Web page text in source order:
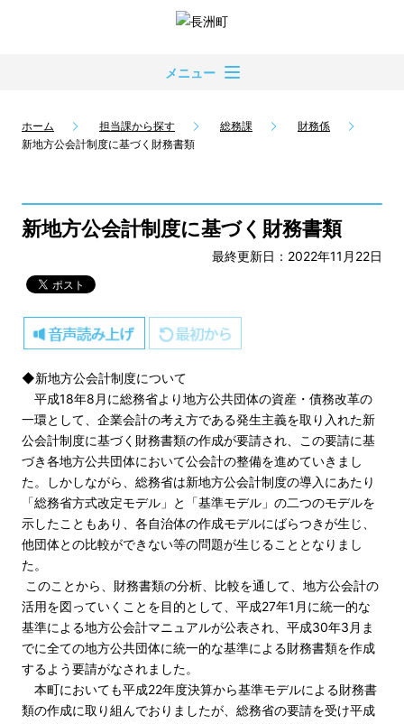
メニュー
ホーム 担当課から探す 総務課
財務係
新地方公会計制度に基づく財務書類
新地方公会計制度に基づく財務書類
最終更新日：2022年11月22日
◆新地方公会計制度について
平成18年8月に総務省より地方公共団体の資産・債務改革の
一環として、企業会計の考え方である発生主義を取り入れた新
公会計制度に基づく財務書類の作成が要請され、この要請に基
づき各地方公共団体において公会計の整備を進めていきまし
た。しかしながら、総務省は新地方公会計制度の導入にあたり
「総務省方式改定モデル」と「基準モデル」の二つのモデルを
示したこともあり、各自治体の作成モデルにばらつきが生じ、
他団体との比較ができない等の問題が生じることとなりまし
た。
このことから、財務書類の分析、比較を通して、地方公会計の
活用を図っていくことを目的として、平成27年1月に統一的な
基準による地方公会計マニュアルが公表され、平成30年3月ま
でに全ての地方公共団体に統一的な基準による財務書類を作成
するよう要請がなされました。
本町においても平成22年度決算から基準モデルによる財務書
類の作成に取り組んでおりましたが、総務省の要請を受け平成